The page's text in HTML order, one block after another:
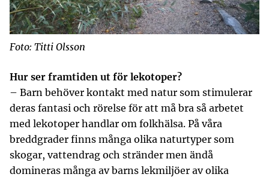
Foto: Titti Olsson
Hur ser framtiden ut för lekotoper?
– Barn behöver kontakt med natur som stimulerar
deras fantasi och rörelse för att må bra så arbetet
med lekotoper handlar om folkhälsa. På våra
breddgrader finns många olika naturtyper som
skogar, vattendrag och stränder men ändå
domineras många av barns lekmiljöer av olika